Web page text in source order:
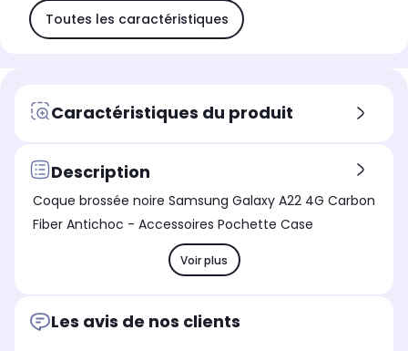
Toutes les caractéristiques
Caractéristiques du produit
Description
Coque brossée noire Samsung Galaxy A22 4G Carbon
Fiber Antichoc - Accessoires Pochette Case
Voir plus
Les avis de nos clients